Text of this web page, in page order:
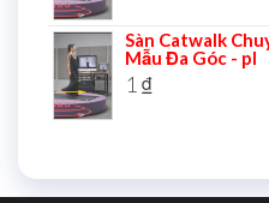
Sàn Catwalk
Mẫu Đa Góc - pl
1 ₫